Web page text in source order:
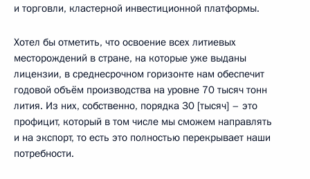
и торговли, кластерной инвестиционной платформы.
Хотел бы отметить, что освоение всех литиевых
месторождений в стране, на которые уже выданы
лицензии, в среднесрочном горизонте нам обеспечит
годовой объём производства на уровне 70 тысяч тонн
лития. Из них, собственно, порядка 30 [тысяч] – это
профицит, который в том числе мы сможем направлять
и на экспорт, то есть это полностью перекрывает наши
потребности.